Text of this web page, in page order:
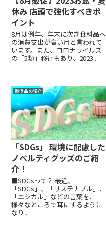
休み 店頭で強化すべきポ
イント
8月は例年、年末に次ぎ食料品へ
の消費支出が高い月と言われて
います。また、コロナウイルス
の「5類」移行もあり、2023...
販促品の紹介
「SDGs」 環境に配慮した
ノベルティグッズのご紹
介！
■SDGsって？ 最近、
「SDGs」、「サステナブル」、
「エシカル」などの言葉を、
様々なところで耳にするように
なり...